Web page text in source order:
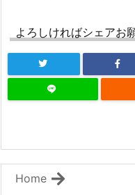
『異世界★魔法少女― 転生
したが、変身が罰ゲームす
術師、カレンの激情 ～ダ
は、君達に夢を見せるか～』
VRMMOの作品で何かオス
の２５ ※再アンケート
カクヨム：『スキル無しゴ
です！～勇者召喚に巻き込
ンの異世界冒険記～』 スタ
ELSから書籍化決定！
しての評価がいまいち良
う作品 その２８
[スコ速＠ネット小説まと
ホラー女優が天才子役に
こそハリウッドを目指し
生】
世界迷宮を一人でどこま
の表紙
[スコ速＠ネット小説まと
よろしければシェアお
Home